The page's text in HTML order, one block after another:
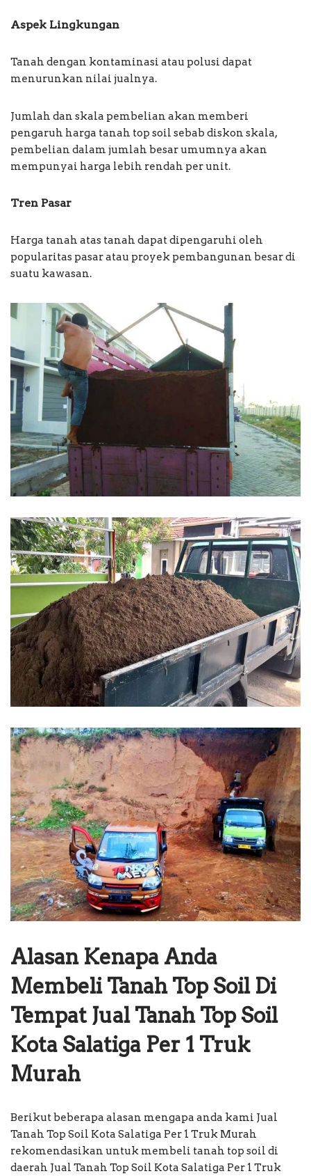
Aspek Lingkungan
Tanah dengan kontaminasi atau polusi dapat
menurunkan nilai jualnya.
Jumlah dan skala pembelian akan memberi
pengaruh harga tanah top soil sebab diskon skala,
pembelian dalam jumlah besar umumnya akan
mempunyai harga lebih rendah per unit.
Tren Pasar
Harga tanah atas tanah dapat dipengaruhi oleh
popularitas pasar atau proyek pembangunan besar di
suatu kawasan.
Alasan Kenapa Anda
Membeli Tanah Top Soil Di
Tempat Jual Tanah Top Soil
Kota Salatiga Per 1 Truk
Murah
Berikut beberapa alasan mengapa anda kami Jual
Tanah Top Soil Kota Salatiga Per 1 Truk Murah
rekomendasikan untuk membeli tanah top soil di
daerah Jual Tanah Top Soil Kota Salatiga Per 1 Truk